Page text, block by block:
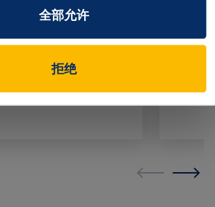
全部允许
拒绝